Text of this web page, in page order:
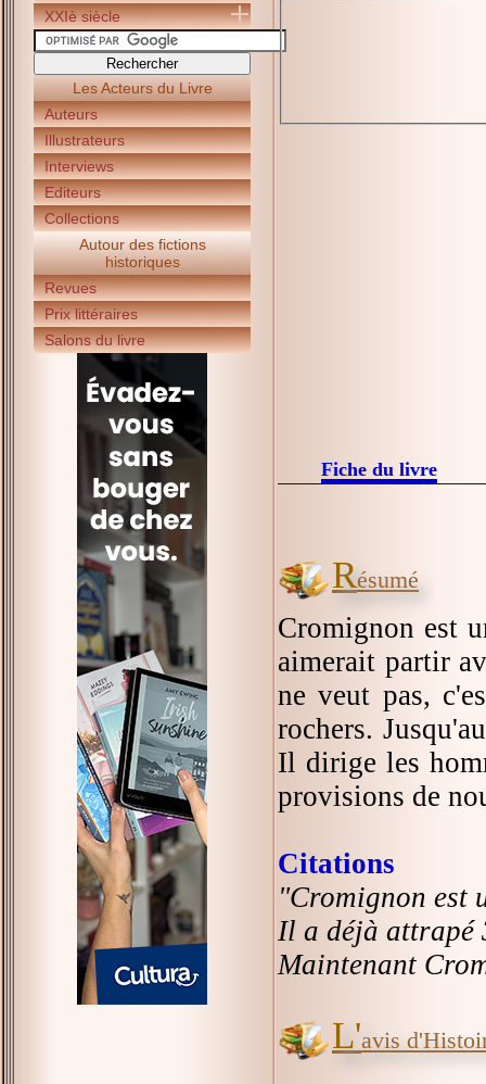
XXIè siècle
Les Acteurs du Livre
Auteurs
Illustrateurs
Interviews
Editeurs
Collections
Autour des fictions
historiques
Revues
Prix littéraires
Salons du livre
Fiche du livre
Résumé
Cromignon est
aimerait partir
ne veut pas,
rochers.
Il dirige les
provisions de
Citations
"Cromignon est
Il a déjà attrapé
Maintenant
L'avis